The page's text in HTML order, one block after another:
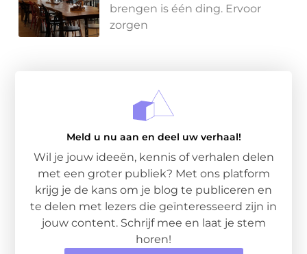
brengen is één ding. Ervoor
zorgen
Meld u nu aan en deel uw verhaal!
Wil je jouw ideeën, kennis of verhalen delen
met een groter publiek? Met ons platform
krijg je de kans om je blog te publiceren en
te delen met lezers die geïnteresseerd zijn in
jouw content. Schrijf mee en laat je stem
horen!